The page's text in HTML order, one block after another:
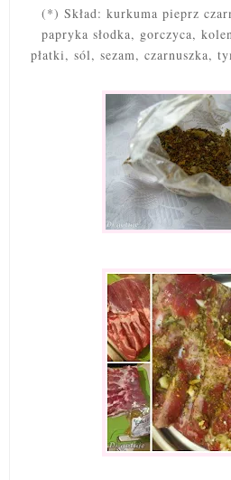
(*) Skład: kurkuma pieprz
papryka słodka, gorczyca,
płatki, sól, sezam, czarnuszka,